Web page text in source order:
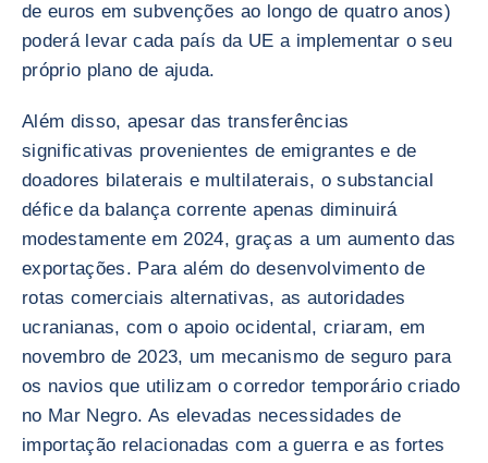
de euros em subvenções ao longo de quatro anos)
poderá levar cada país da UE a implementar o seu
próprio plano de ajuda.
Além disso, apesar das transferências
significativas provenientes de emigrantes e de
doadores bilaterais e multilaterais, o substancial
défice da balança corrente apenas diminuirá
modestamente em 2024, graças a um aumento das
exportações. Para além do desenvolvimento de
rotas comerciais alternativas, as autoridades
ucranianas, com o apoio ocidental, criaram, em
novembro de 2023, um mecanismo de seguro para
os navios que utilizam o corredor temporário criado
no Mar Negro. As elevadas necessidades de
importação relacionadas com a guerra e as fortes